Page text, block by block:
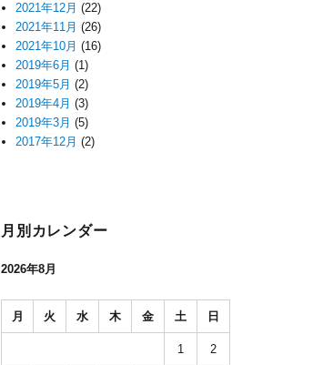
2021年12月 (22)
2021年11月 (26)
2021年10月 (16)
2019年6月 (1)
2019年5月 (2)
2019年4月 (3)
2019年3月 (5)
2017年12月 (2)
月別カレンダー
2026年8月
月 火 水 木 金 土 日
1 2